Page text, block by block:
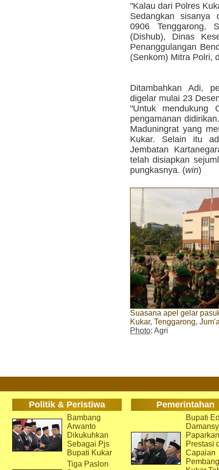
"Kalau dari Polres
Sedangkan sisanya
0906 Tenggarong,
(Dishub), Dinas
Penanggulangan
(Senkom) Mitra Polri,
Ditambahkan Adi,
digelar mulai 23
"Untuk
pengamanan
Maduningrat yang
Kukar. Selain itu
Jembatan
telah disiapkan
pungkasnya. (win)
Suasana apel gelar
Kukar, Tenggarong,
Photo: Agri
Politik & Peristiwa Pemerintahan
Bambang
Arwanto
Dikukuhkan
Sebagai Pjs
Bupati Kukar
Tiga Paslon
Bupati
Paparkan
Prestasi
Capaian